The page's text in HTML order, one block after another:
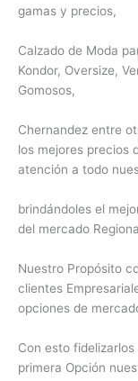
gamas y precios,
Calzado de Moda
Kondor, Oversize,
Gomosos,
Chernandez entre
los mejores precios
atención a todo
brindándoles el
del mercado
Nuestro Propósito
clientes
opciones de
Con esto
primera Opción